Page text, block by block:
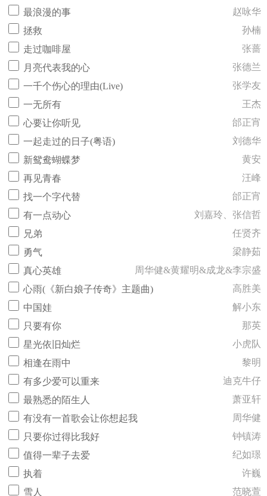
最浪漫的事
赵咏华
拯救
孙楠
走过咖啡屋
张蔷
月亮代表我的心
张德兰
一千个伤心的理由(Live)
张学友
一无所有
王杰
心要让你听见
邰正宵
一起走过的日子(粤语)
刘德华
新鸳鸯蝴蝶梦
黄安
再见青春
汪峰
找一个字代替
邰正宵
有一点动心
刘嘉玲、张信哲
兄弟
任贤齐
勇气
梁静茹
真心英雄
周华健&黄耀明&成龙&李宗盛
心雨(《新白娘子传奇》主题曲)
高胜美
中国娃
解小东
只要有你
那英
星光依旧灿烂
小虎队
相逢在雨中
黎明
有多少爱可以重来
迪克牛仔
最熟悉的陌生人
萧亚轩
有没有一首歌会让你想起我
周华健
只要你过得比我好
钟镇涛
值得一辈子去爱
纪如璟
执着
许巍
雪人
范晓萱